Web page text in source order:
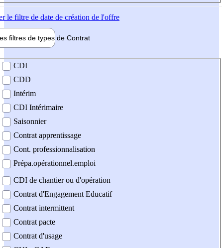
le filtre de date de création de l'offre
filtres de types de Contrat
contrat
CDI
CDD
Intérim
CDI Intérimaire
Saisonnier
Contrat apprentissage
Cont. professionnalisation
Prépa.opérationnel.emploi
CDI de chantier ou d'opération
Contrat d'Engagement Educatif
Contrat intermittent
Contrat pacte
Contrat d'usage